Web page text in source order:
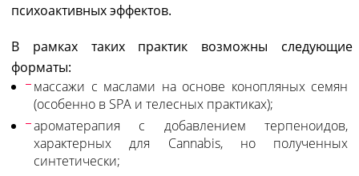
психоактивных эффектов.
В рамках таких практик возможны следующие
форматы:
массажи с маслами на основе конопляных семян
(особенно в SPA и телесных практиках);
ароматерапия с добавлением терпеноидов,
характерных для Cannabis, но полученных
синтетически;